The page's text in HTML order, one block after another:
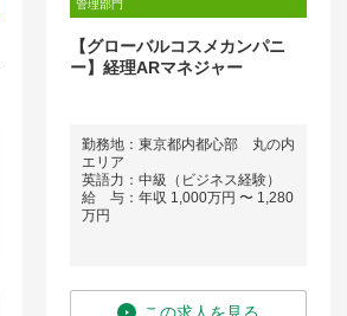
管理部門
【グローバルコスメカンパニ
ー】経理ARマネジャー
勤務地：東京都内都心部 丸の内
エリア
英語力：中級（ビジネス経験）
給 与：年収 1,000万円 〜 1,280
万円